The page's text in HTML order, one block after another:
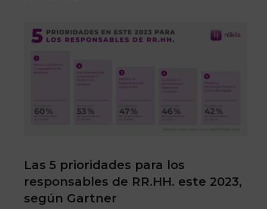
Las 5 prioridades para los
responsables de RR.HH. este 2023,
según Gartner